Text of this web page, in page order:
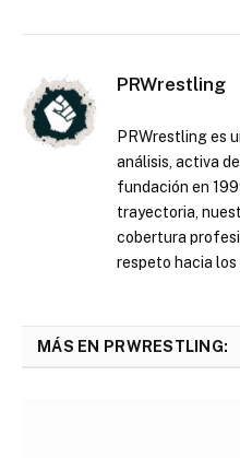
PRWrestling
PRWrestling es
análisis, activa
fundación en
trayectoria,
cobertura
respeto hacia
MÁS EN PRWRESTLING: